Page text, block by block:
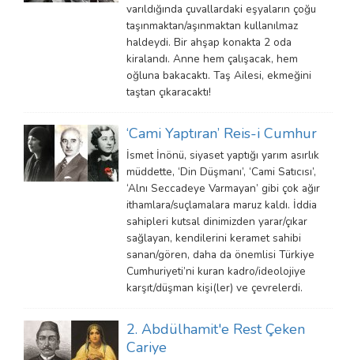
varıldığında çuvallardaki eşyaların çoğu
taşınmaktan/aşınmaktan kullanılmaz
haldeydi. Bir ahşap konakta 2 oda
kiralandı. Anne hem çalışacak, hem
oğluna bakacaktı. Taş Ailesi, ekmeğini
taştan çıkaracaktı!
‘Cami Yaptıran’ Reis-i Cumhur
İsmet İnönü, siyaset yaptığı yarım asırlık
müddette, ‘Din Düşmanı’, ‘Cami Satıcısı’,
‘Alnı Seccadeye Varmayan’ gibi çok ağır
ithamlara/suçlamalara maruz kaldı. İddia
sahipleri kutsal dinimizden yarar/çıkar
sağlayan, kendilerini keramet sahibi
sanan/gören, daha da önemlisi Türkiye
Cumhuriyeti’ni kuran kadro/ideolojiye
karşıt/düşman kişi(ler) ve çevrelerdi.
2. Abdülhamit'e Rest Çeken
Cariye